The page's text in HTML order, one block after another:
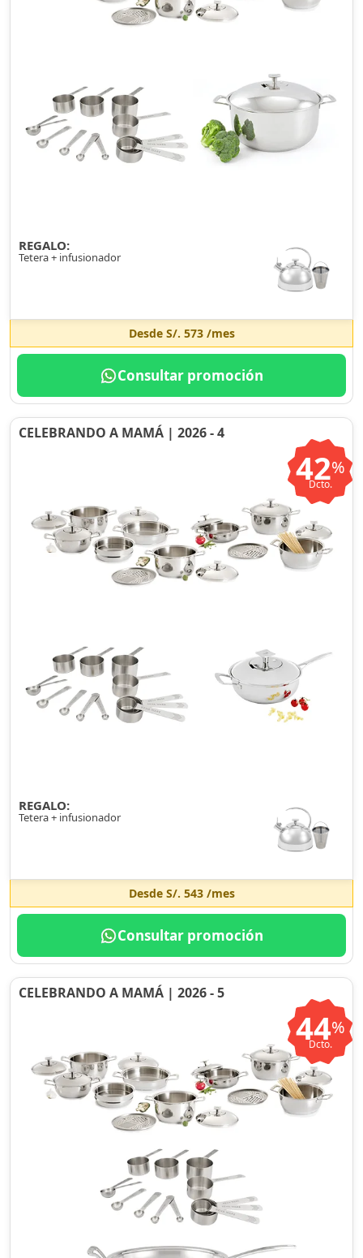
REGALO:
Tetera + infusionador
Desde S/. 573/mes
Consultar promoción
CELEBRANDO A MAMÁ | 2026 - 4
42%
Dcto.
REGALO:
Tetera + infusionador
Desde S/. 543/mes
Consultar promoción
CELEBRANDO A MAMÁ | 2026 - 5
44%
Dcto.